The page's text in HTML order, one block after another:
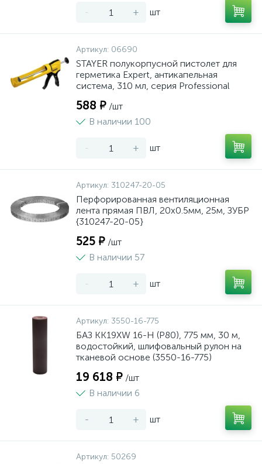
- + шт
Артикул: 06690
STAYER полукорпусной пистолет для
герметика Expert, антикапельная
система, 310 мл, серия Professional
588 ₽ /шт
В наличии 100
- + шт
Артикул: 310247-20-05
Перфорированная вентиляционная
лента прямая ПВЛ, 20х0.5мм, 25м, ЗУБР
{310247-20-05}
525 ₽ /шт
В наличии 57
- + шт
Артикул: 3550-16-775
БАЗ KK19XW 16-H (Р80), 775 мм, 30 м,
водостойкий, шлифовальный рулон на
тканевой основе (3550-16-775)
19 618 ₽ /шт
В наличии 6
- + шт
Артикул: 50269